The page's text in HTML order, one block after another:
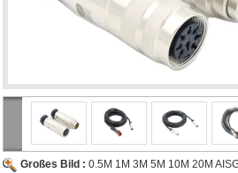
Großes Bild : 0.5M 1M 3M 5M 10M 20M